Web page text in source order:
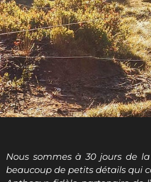
Nous sommes à 30 jours de
beaucoup de petits détails qui